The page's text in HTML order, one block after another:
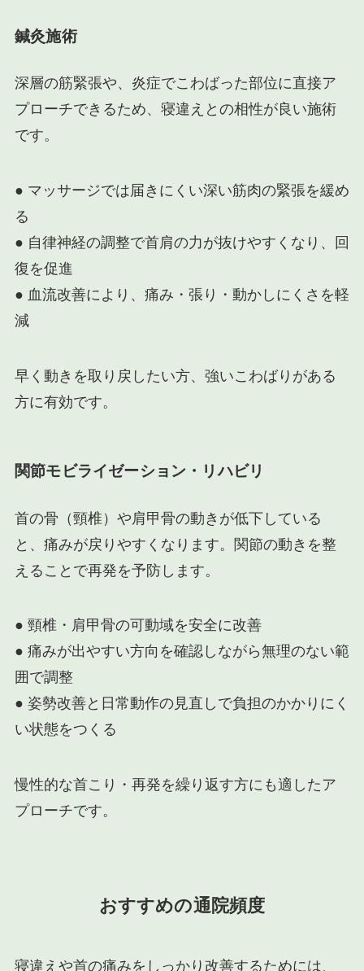
鍼灸施術
深層の筋緊張や、炎症でこわばった部位に直接ア
プローチできるため、寝違えとの相性が良い施術
です。
● マッサージでは届きにくい深い筋肉の緊張を緩め
る
● 自律神経の調整で首肩の力が抜けやすくなり、回
復を促進
● 血流改善により、痛み・張り・動かしにくさを軽
減
早く動きを取り戻したい方、強いこわばりがある
方に有効です。
関節モビライゼーション・リハビリ
首の骨（頸椎）や肩甲骨の動きが低下している
と、痛みが戻りやすくなります。関節の動きを整
えることで再発を予防します。
● 頸椎・肩甲骨の可動域を安全に改善
● 痛みが出やすい方向を確認しながら無理のない範
囲で調整
● 姿勢改善と日常動作の見直しで負担のかかりにく
い状態をつくる
慢性的な首こり・再発を繰り返す方にも適したア
プローチです。
おすすめの通院頻度
寝違えや首の痛みをしっかり改善するためには、